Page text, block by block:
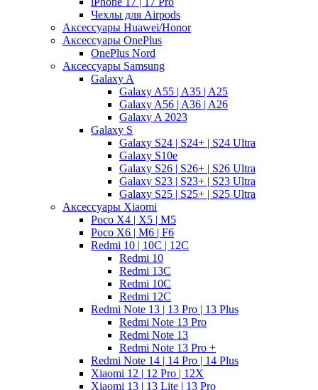
Чехлы для Airpods
Аксессуары Huawei/Honor
Аксессуары OnePlus
OnePlus Nord
Аксессуары Samsung
Galaxy A
Galaxy A55 | A35 | A25
Galaxy A56 | A36 | A26
Galaxy A 2023
Galaxy S
Galaxy S24 | S24+ | S24 Ultra
Galaxy S10e
Galaxy S26 | S26+ | S26 Ultra
Galaxy S23 | S23+ | S23 Ultra
Galaxy S25 | S25+ | S25 Ultra
Аксессуары Xiaomi
Poco X4 | X5 | M5
Poco X6 | M6 | F6
Redmi 10 | 10C | 12C
Redmi 10
Redmi 13C
Redmi 10C
Redmi 12C
Redmi Note 13 | 13 Pro | 13 Plus
Redmi Note 13 Pro
Redmi Note 13
Redmi Note 13 Pro +
Redmi Note 14 | 14 Pro | 14 Plus
Xiaomi 12 | 12 Pro | 12X
Xiaomi 13 | 13 Lite | 13 Pro